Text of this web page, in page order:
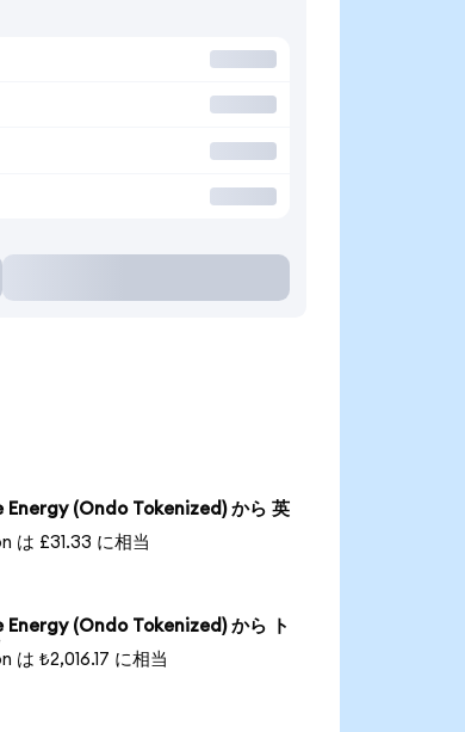
Energy (Ondo Tokenized) から 英
は £31.33 に相当
Energy (Ondo Tokenized) から ト
は ₺2,016.17 に相当